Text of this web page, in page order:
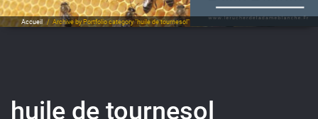
Accueil / Archive by Portfolio category "huile de tournesol"
huile de tournesol